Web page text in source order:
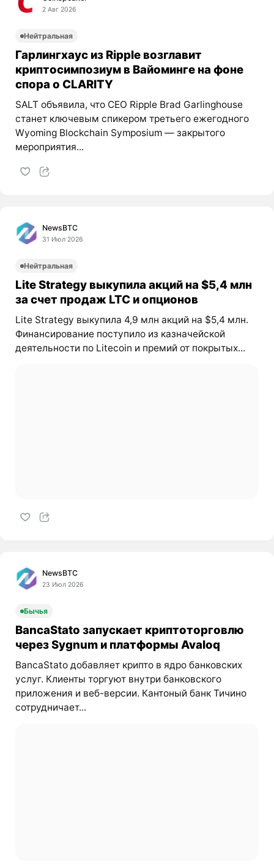
2 Авг 2026
Нейтральная
Гарлингхаус из Ripple возглавит
криптосимпозиум в Вайоминге на фоне
спора о CLARITY
SALT объявила, что CEO Ripple Brad Garlinghouse
станет ключевым спикером третьего ежегодного
Wyoming Blockchain Symposium — закрытого
мероприятия...
NewsBTC
31 Июл 2026
Нейтральная
Lite Strategy выкупила акций на $5,4 млн
за счет продаж LTC и опционов
Lite Strategy выкупила 4,9 млн акций на $5,4 млн.
Финансирование поступило из казначейской
деятельности по Litecoin и премий от покрытых...
NewsBTC
23 Июл 2026
Бычья
BancaStato запускает криптоторговлю
через Sygnum и платформы Avaloq
BancaStato добавляет крипто в ядро банковских
услуг. Клиенты торгуют внутри банковского
приложения и веб-версии. Кантоный банк Тичино
сотрудничает...